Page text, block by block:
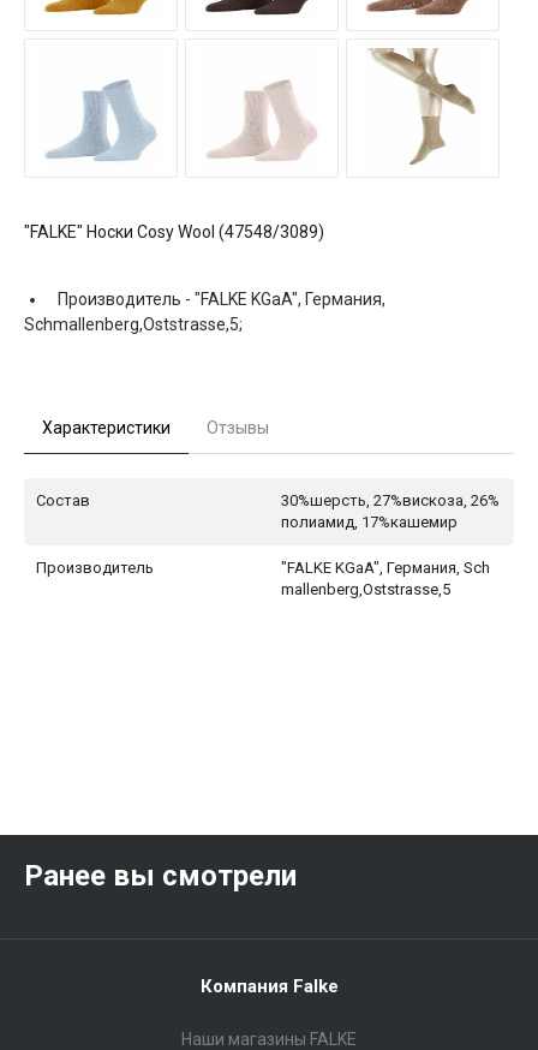
"FALKE" Носки Cosy Wool (47548/3089)
Производитель - "FALKE KGaA", Германия,
Schmallenberg,Oststrasse,5;
Характеристики Отзывы
Состав
30%шерсть, 27%вискоза, 26%
полиамид, 17%кашемир
Производитель
"FALKE KGaA", Германия, Sch
mallenberg,Oststrasse,5
Ранее вы смотрели
Компания Falke
Наши магазины FALKE